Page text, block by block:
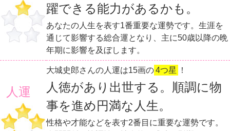
躍できる能力があるかも。
あなたの人生を表す1番重要な運勢です。生涯を
通じて影響する総合運となり、主に50歳以降の晩
年期に影響を及ぼします。
人運
大城史郎さんの人運は15画の4つ星 ！
人徳があり出世する。順調に物
事を進め円満な人生。
性格や才能などを表す2番目に重要な運勢です。